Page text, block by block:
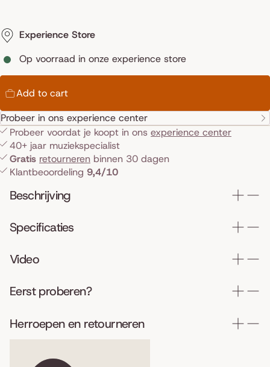
Experience Store
Op voorraad in onze experience store
Add to cart
Probeer in ons experience center
Probeer voordat je koopt in ons experience center
40+ jaar muziekspecialist
Gratis retourneren binnen 30 dagen
Klantbeoordeling 9,4/10
Beschrijving
Specificaties
Video
Eerst proberen?
Herroepen en retourneren